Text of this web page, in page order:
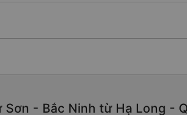
Sơn - Bắc Ninh từ Hạ Long -